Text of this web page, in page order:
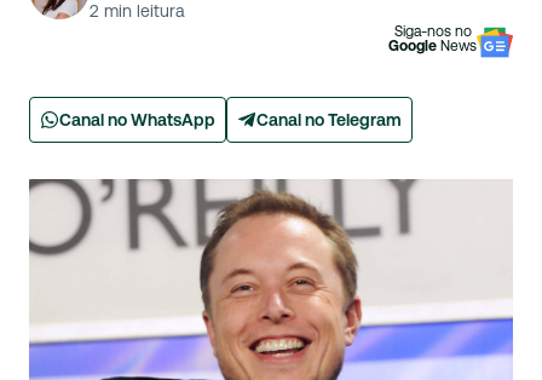
2 min leitura
Siga-nos no
Google News
Canal no WhatsApp Canal no Telegram